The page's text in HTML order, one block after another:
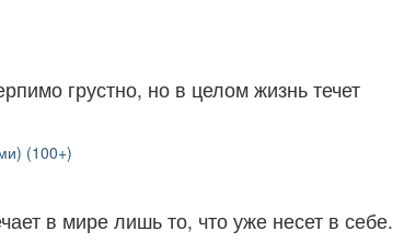
грустно, но в целом жизнь течет
(100+)
в мире лишь то, что уже несет в себе.